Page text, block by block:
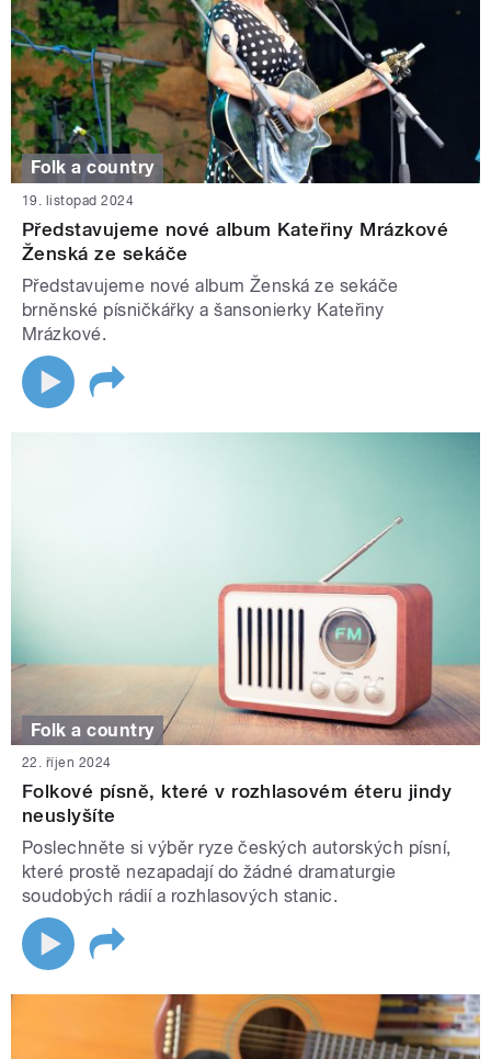
Folk a country
19. listopad 2024
Představujeme nové album Kateřiny Mrázkové
Ženská ze sekáče
Představujeme nové album Ženská ze sekáče
brněnské písničkářky a šansonierky Kateřiny
Mrázkové.
Folk a country
22. říjen 2024
Folkové písně, které v rozhlasovém éteru jindy
neuslyšíte
Poslechněte si výběr ryze českých autorských písní,
které prostě nezapadají do žádné dramaturgie
soudobých rádií a rozhlasových stanic.